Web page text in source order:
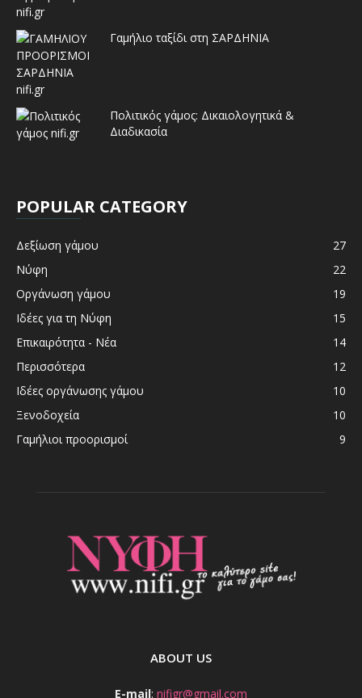
Γαμήλιο ταξίδι στη ΣΑΡΔΗΝΙΑ
Πολιτικός γάμος: Δικαιολογητικά &
Διαδικασία
POPULAR CATEGORY
Δεξίωση γάμου
27
Νύφη
22
Οργάνωση γάμου
19
Ιδέες για τη Νύφη
15
Επικαιρότητα - Νέα
14
Περισσότερα
12
Ιδέες οργάνωσης γάμου
10
Ξενοδοχεία
10
Γαμήλιοι προορισμοί
9
ABOUT US
E-mail: nifigr@gmail.com